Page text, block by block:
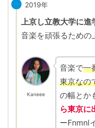
2019年
上京し立教大学に進
音楽を頑張るための
Kaneee
音楽で一
東京なの
の幅とか
ら東京に
ーFnmnl